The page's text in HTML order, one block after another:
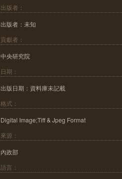
出版者：
出版者：未知
貢獻者：
中央研究院
日期：
出版日期：資料庫未記載
格式：
Digital Image;Tiff & Jpeg Format
來源：
內政部
語言：